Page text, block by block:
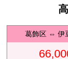
葛飾区 ⇔伊